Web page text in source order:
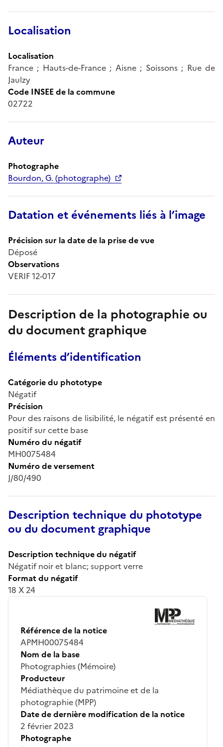
Localisation
Localisation
France ; Hauts-de-France ; Aisne ; Soissons ; Rue de
Jaulzy
Code INSEE de la commune
02722
Auteur
Photographe
Bourdon, G. (photographe)
Datation et événements liés à l’image
Précision sur la date de la prise de vue
Déposé
Observations
VERIF 12-017
Description de la photographie ou
du document graphique
Éléments d’identification
Catégorie du phototype
Négatif
Précision
Pour des raisons de lisibilité, le négatif est présenté en
positif sur cette base
Numéro du négatif
MH0075484
Numéro de versement
J/80/490
Description technique du phototype
ou du document graphique
Description technique du négatif
Négatif noir et blanc; support verre
Format du négatif
18 X 24
Référence de la notice
APMH00075484
Nom de la base
Photographies (Mémoire)
Producteur
Médiathèque du patrimoine et de la
photographie (MPP)
Date de dernière modification de la notice
2 février 2023
Photographe